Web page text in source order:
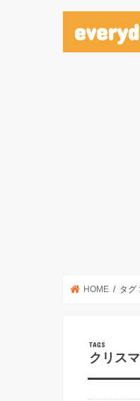
HOME タグ
クリス